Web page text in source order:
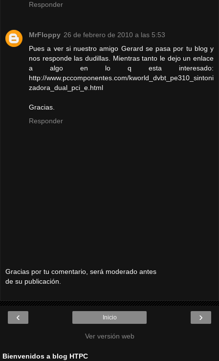
Responder
MrFloppy 26 de febrero de 2010 a las 5:53
Pues a ver si nuestro amigo Gerard se pasa por tu blog y
nos responde las dudillas. Mientras tanto le dejo un enlace
a algo en lo q esta interesado:
http://www.pccomponentes.com/kworld_dvbt_pe310_sintoni
zadora_dual_pci_e.html
Gracias.
Responder
Gracias por tu comentario, será moderado antes
de su publicación.
‹ ›
Inicio
Ver versión web
Bienvenidos a blog HTPC